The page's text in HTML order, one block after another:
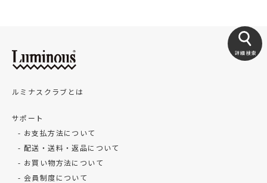
詳細検索
ルミナスクラブとは
サポート
お支払方法について
配送・送料・返品について
お買い物方法について
会員制度について